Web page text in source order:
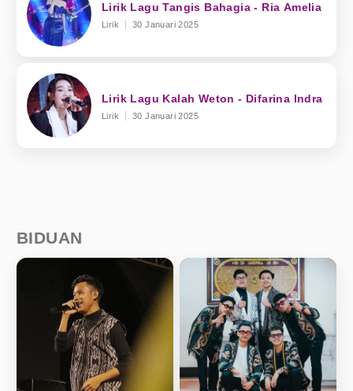
Lirik Lagu Tangis Bahagia - Ria Amelia
Lirik 30 Januari 2025
Lirik Lagu Kalah Weton - Difarina Indra
Lirik 30 Januari 2025
BIDUAN